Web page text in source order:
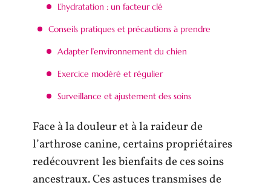
L’hydratation : un facteur clé
Conseils pratiques et précautions à prendre
Adapter l’environnement du chien
Exercice modéré et régulier
Surveillance et ajustement des soins
Face à la douleur et à la raideur de
l’arthrose canine, certains propriétaires
redécouvrent les bienfaits de ces soins
ancestraux. Ces astuces transmises de